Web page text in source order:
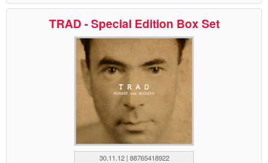
TRAD - Special Edition Box Set
30.11.12 | 88765418922